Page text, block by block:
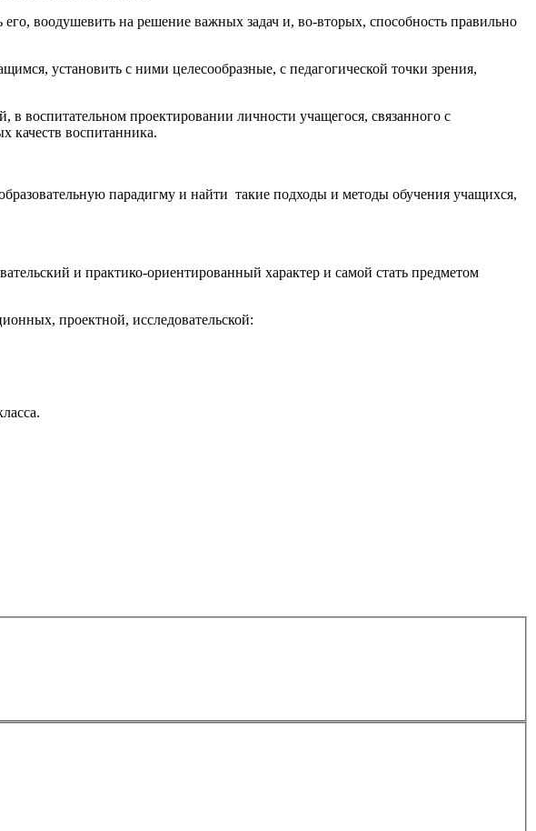
воодушевить на решение важных задач и, во-вторых, способность правильно
установить с ними целесообразные, с педагогической точки зрения,
воспитательном проектировании личности учащегося, связанного с
качеств воспитанника.
парадигму и найти такие подходы и методы обучения учащихся,
и практико-ориентированный характер и самой стать предметом
проектной, исследовательской: